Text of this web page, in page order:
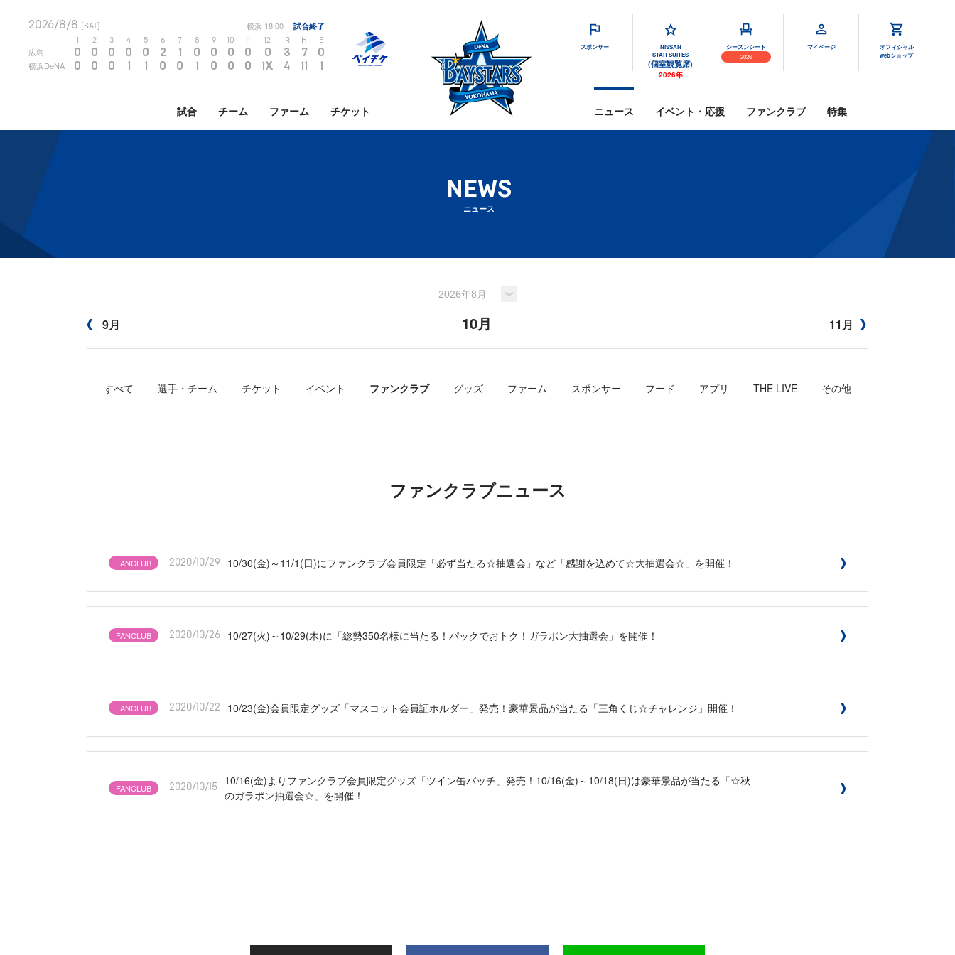
2026/8/8 [SAT] 横浜 18:00 試合終了
2 3 4 5 6 7 8 9 10 12 R H E
広島 0 0 0 0 0 2 1 0 0 0 0 0 3 7 0
横浜DeNA 0 0 0 1 1 0 0 1 0 0 0 1X 4 11 1
スポンサー
NISSAN
STAR SUITES
(個室観覧席)
2026年
シーズンシート
2026
マイページ
オフィシャル
webショップ
試合 チーム ファーム チケット ニュース イベント・応援 ファンクラブ 特集
NEWS
ニュース
9月 10月 11月
すべて 選手・チーム チケット イベント ファンクラブ グッズ ファーム スポンサー フード アプリ THE LIVE その他
ファンクラブニュース
FANCLUB 2020/10/29 10/30(金)～11/1(日)にファンクラブ会員限定「必ず当たる☆抽選会」など「感謝を込めて☆大抽選会☆」を開催！
FANCLUB 2020/10/26 10/27(火)～10/29(木)に「総勢350名様に当たる！パックでおトク！ガラポン大抽選会」を開催！
FANCLUB 2020/10/22 10/23(金)会員限定グッズ「マスコット会員証ホルダー」発売！豪華景品が当たる「三角くじ☆チャレンジ」開催！
FANCLUB 2020/10/15
10/16(金)よりファンクラブ会員限定グッズ「ツイン缶バッチ」発売！10/16(金)～10/18(日)は豪華景品が当たる「☆秋
のガラポン抽選会☆」を開催！